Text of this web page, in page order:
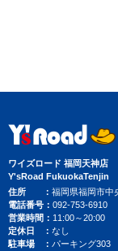
ワイズロード 福岡天神店
Y'sRoad FukuokaTenjin
住所
福岡県福岡市中
電話番号
092-753-6910
営業時間
11:00～20:00
定休日
なし
駐車場
パーキング303